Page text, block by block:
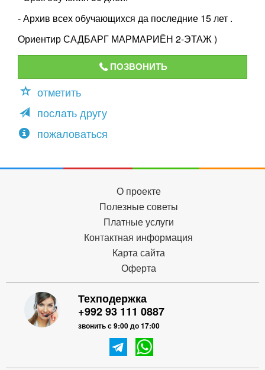
- Архив всех обучающихся да последние 15 лет .
Ориентир САДБАРГ МАРМАРИЁН 2-ЭТАЖ )
ПОЗВОНИТЬ
отметить
послать другу
пожаловаться
О проекте
Полезные советы
Платные услуги
Контактная информация
Карта сайта
Оферта
Техподержка
+992 93 111 0887
звонить с 9:00 до 17:00